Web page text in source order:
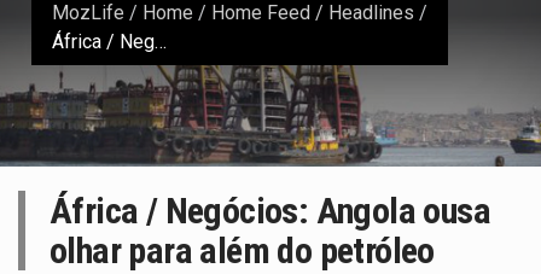
MozLife / Home / Home Feed / Headlines /
África / Negócios: Angola ousa olhar para além do petróleo
África / Negócios: Angola ousa
olhar para além do petróleo